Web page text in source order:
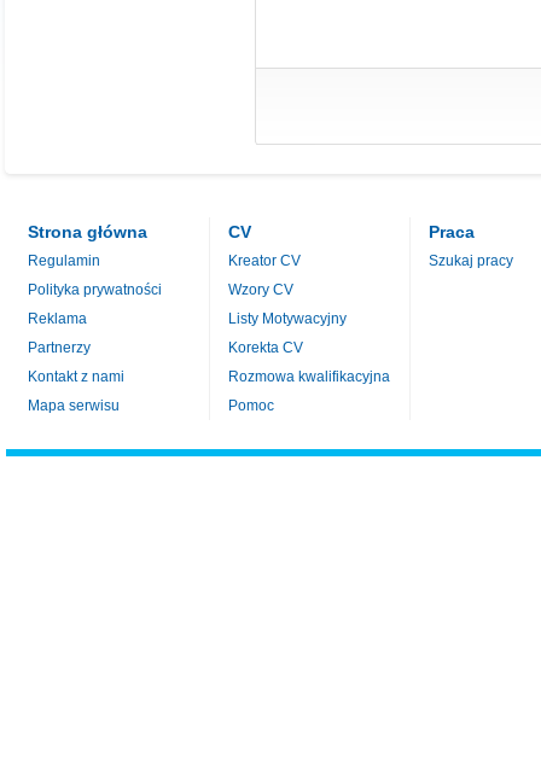
Strona główna
Regulamin
Polityka prywatności
Reklama
Partnerzy
Kontakt z nami
Mapa serwisu
CV
Kreator CV
Wzory CV
Listy Motywacyjny
Korekta CV
Rozmowa kwalifikacyjna
Pomoc
Praca
Szukaj pracy